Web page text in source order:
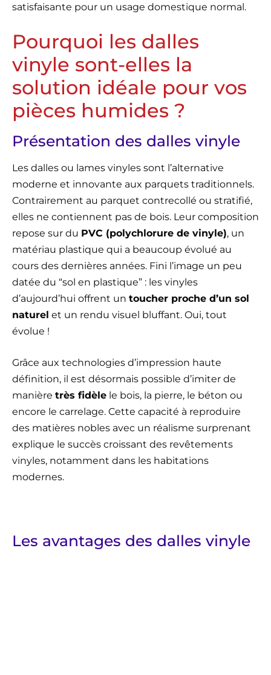
satisfaisante pour un usage domestique normal.
Pourquoi les dalles
vinyle sont-elles la
solution idéale pour vos
pièces humides ?
Présentation des dalles vinyle
Les dalles ou lames vinyles sont l’alternative
moderne et innovante aux parquets traditionnels.
Contrairement au parquet contrecollé ou stratifié,
elles ne contiennent pas de bois. Leur composition
repose sur du PVC (polychlorure de vinyle), un
matériau plastique qui a beaucoup évolué au
cours des dernières années. Fini l’image un peu
datée du “sol en plastique” : les vinyles
d’aujourd’hui offrent un toucher proche d’un sol
naturel et un rendu visuel bluffant. Oui, tout
évolue !
Grâce aux technologies d’impression haute
définition, il est désormais possible d’imiter de
manière très fidèle le bois, la pierre, le béton ou
encore le carrelage. Cette capacité à reproduire
des matières nobles avec un réalisme surprenant
explique le succès croissant des revêtements
vinyles, notamment dans les habitations
modernes.
Les avantages des dalles vinyle